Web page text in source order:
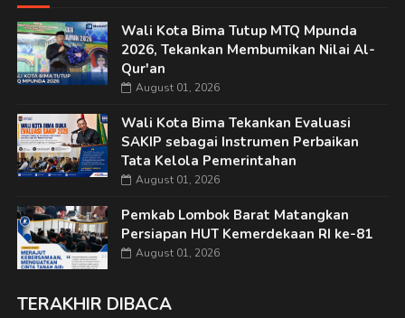
Wali Kota Bima Tutup MTQ Mpunda
2026, Tekankan Membumikan Nilai Al-
Qur'an
August 01, 2026
Wali Kota Bima Tekankan Evaluasi
SAKIP sebagai Instrumen Perbaikan
Tata Kelola Pemerintahan
August 01, 2026
Pemkab Lombok Barat Matangkan
Persiapan HUT Kemerdekaan RI ke-81
August 01, 2026
TERAKHIR DIBACA